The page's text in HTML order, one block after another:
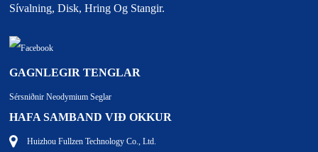
Sívalning, Disk, Hring Og Stangir.
GAGNLEGIR TENGLAR
Sérsniðnir Neodymium Seglar
HAFA SAMBAND VIÐ OKKUR
Huizhou Fullzen Technology Co., Ltd.